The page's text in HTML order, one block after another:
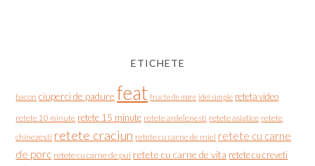
ETICHETE
bacon ciuperci de padure feat fructe de mare idei simple reteta video
retete 10 minute retete 15 minute retete ardelenesti retete asiatice retete
chinezesti retete craciun retete cu carne de miel retete cu carne
de porc retete cu carne de pui retete cu carne de vita retete cu creveti